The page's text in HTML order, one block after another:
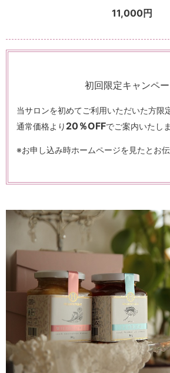
11,000円
初回限定キャンペ
当サロンを初めてご利用いただいた方限
通常価格より 20％OFFでご案内いたしま
※お申し込み時ホームページを見たとお